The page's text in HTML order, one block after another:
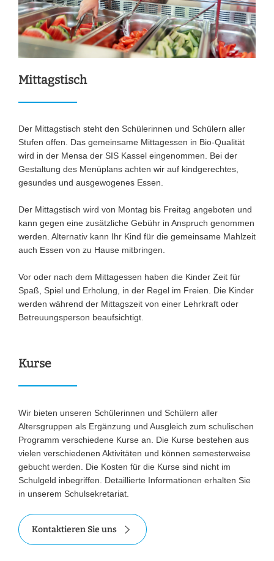
Mittagstisch
Der Mittagstisch steht den Schülerinnen und Schülern aller
Stufen offen. Das gemeinsame Mittagessen in Bio-Qualität
wird in der Mensa der SIS Kassel eingenommen. Bei der
Gestaltung des Menüplans achten wir auf kindgerechtes,
gesundes und ausgewogenes Essen.
Der Mittagstisch wird von Montag bis Freitag angeboten und
kann gegen eine zusätzliche Gebühr in Anspruch genommen
werden. Alternativ kann Ihr Kind für die gemeinsame Mahlzeit
auch Essen von zu Hause mitbringen.
Vor oder nach dem Mittagessen haben die Kinder Zeit für
Spaß, Spiel und Erholung, in der Regel im Freien. Die Kinder
werden während der Mittagszeit von einer Lehrkraft oder
Betreuungsperson beaufsichtigt.
Kurse
Wir bieten unseren Schülerinnen und Schülern aller
Altersgruppen als Ergänzung und Ausgleich zum schulischen
Programm verschiedene Kurse an. Die Kurse bestehen aus
vielen verschiedenen Aktivitäten und können semesterweise
gebucht werden. Die Kosten für die Kurse sind nicht im
Schulgeld inbegriffen. Detaillierte Informationen erhalten Sie
in unserem Schulsekretariat.
Kontaktieren Sie uns